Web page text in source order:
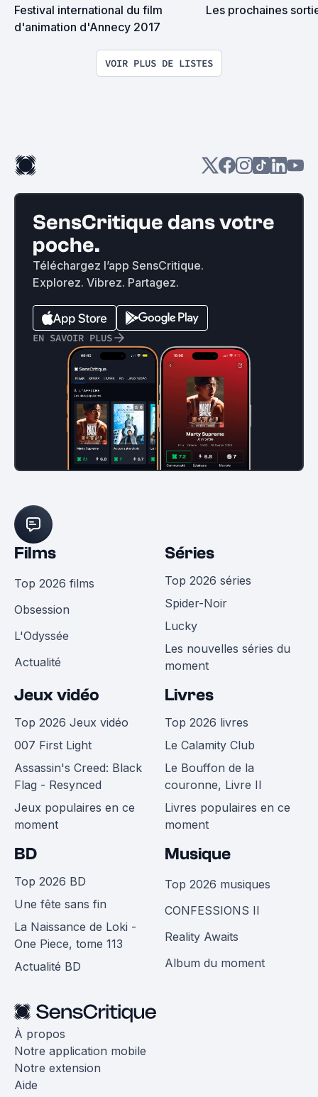
Festival international du film
d'animation d'Annecy 2017
Les prochaines
VOIR PLUS DE LISTES
SensCritique dans votre
poche.
Téléchargez l’app SensCritique.
Explorez. Vibrez. Partagez.
EN SAVOIR PLUS
Films
Top 2026 films
Obsession
L'Odyssée
Actualité
Séries
Top 2026 séries
Spider-Noir
Lucky
Les nouvelles séries du
moment
Jeux vidéo
Top 2026 Jeux vidéo
007 First Light
Assassin's Creed: Black
Flag - Resynced
Jeux populaires en ce
moment
Livres
Top 2026 livres
Le Calamity Club
Le Bouffon de la
couronne, Livre II
Livres populaires en ce
moment
BD
Top 2026 BD
Une fête sans fin
La Naissance de Loki -
One Piece, tome 113
Actualité BD
Musique
Top 2026 musiques
CONFESSIONS II
Reality Awaits
Album du moment
À propos
Notre application mobile
Notre extension
Aide